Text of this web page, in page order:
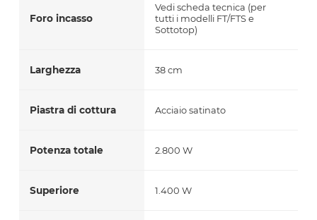
Foro incasso
Vedi scheda tecnica (per
tutti i modelli FT/FTS e
Sottotop)
Larghezza 38 cm
Piastra di cottura Acciaio satinato
Potenza totale 2.800 W
Superiore 1.400 W